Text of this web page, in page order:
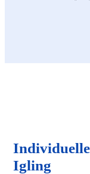
Igling